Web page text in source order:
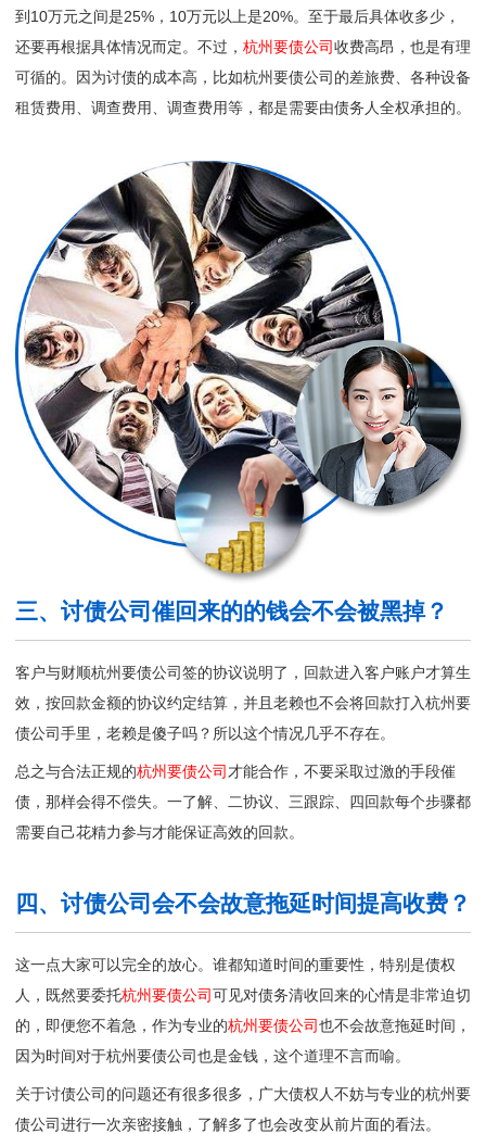
到10万元之间是25%，10万元以上是20%。至于最后具体收多少，
还要再根据具体情况而定。不过， 杭州要债公司收费高昂，也是有理
可循的。因为讨债的成本高，比如杭州要债公司的差旅费、各种设备
租赁费用、调查费用、调查费用等，都是需要由债务人全权承担的。
三、讨债公司催回来的的钱会不会被黑掉？
客户与财顺杭州要债公司签的协议说明了，回款进入客户账户才算生
效，按回款金额的协议约定结算，并且老赖也不会将回款打入杭州要
债公司手里，老赖是傻子吗？所以这个情况几乎不存在。
总之与合法正规的杭州要债公司 才能合作，不要采取过激的手段催
债，那样会得不偿失。一了解、二协议、三跟踪、四回款每个步骤都
需要自己花精力参与才能保证高效的回款。
四、讨债公司会不会故意拖延时间提高收费？
这一点大家可以完全的放心。谁都知道时间的重要性，特别是债权
人，既然要委托杭州要债公司可见对债务清收回来的心情是非常迫切
的，即便您不着急，作为专业的杭州要债公司也不会故意拖延时间，
因为时间对于杭州要债公司也是金钱，这个道理不言而喻。
关于讨债公司的问题还有很多很多，广大债权人不妨与专业的杭州要
债公司进行一次亲密接触，了解多了也会改变从前片面的看法。